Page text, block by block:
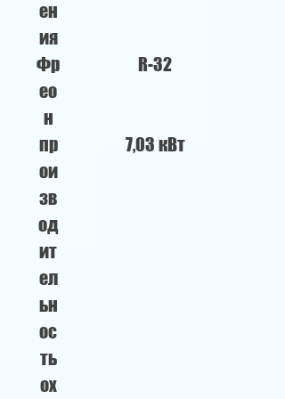
ен
ия
Фр
ео
н
R-32
пр
ои
зв
од
ит
ел
ьн
ос
ть
ох
7,03 кВт